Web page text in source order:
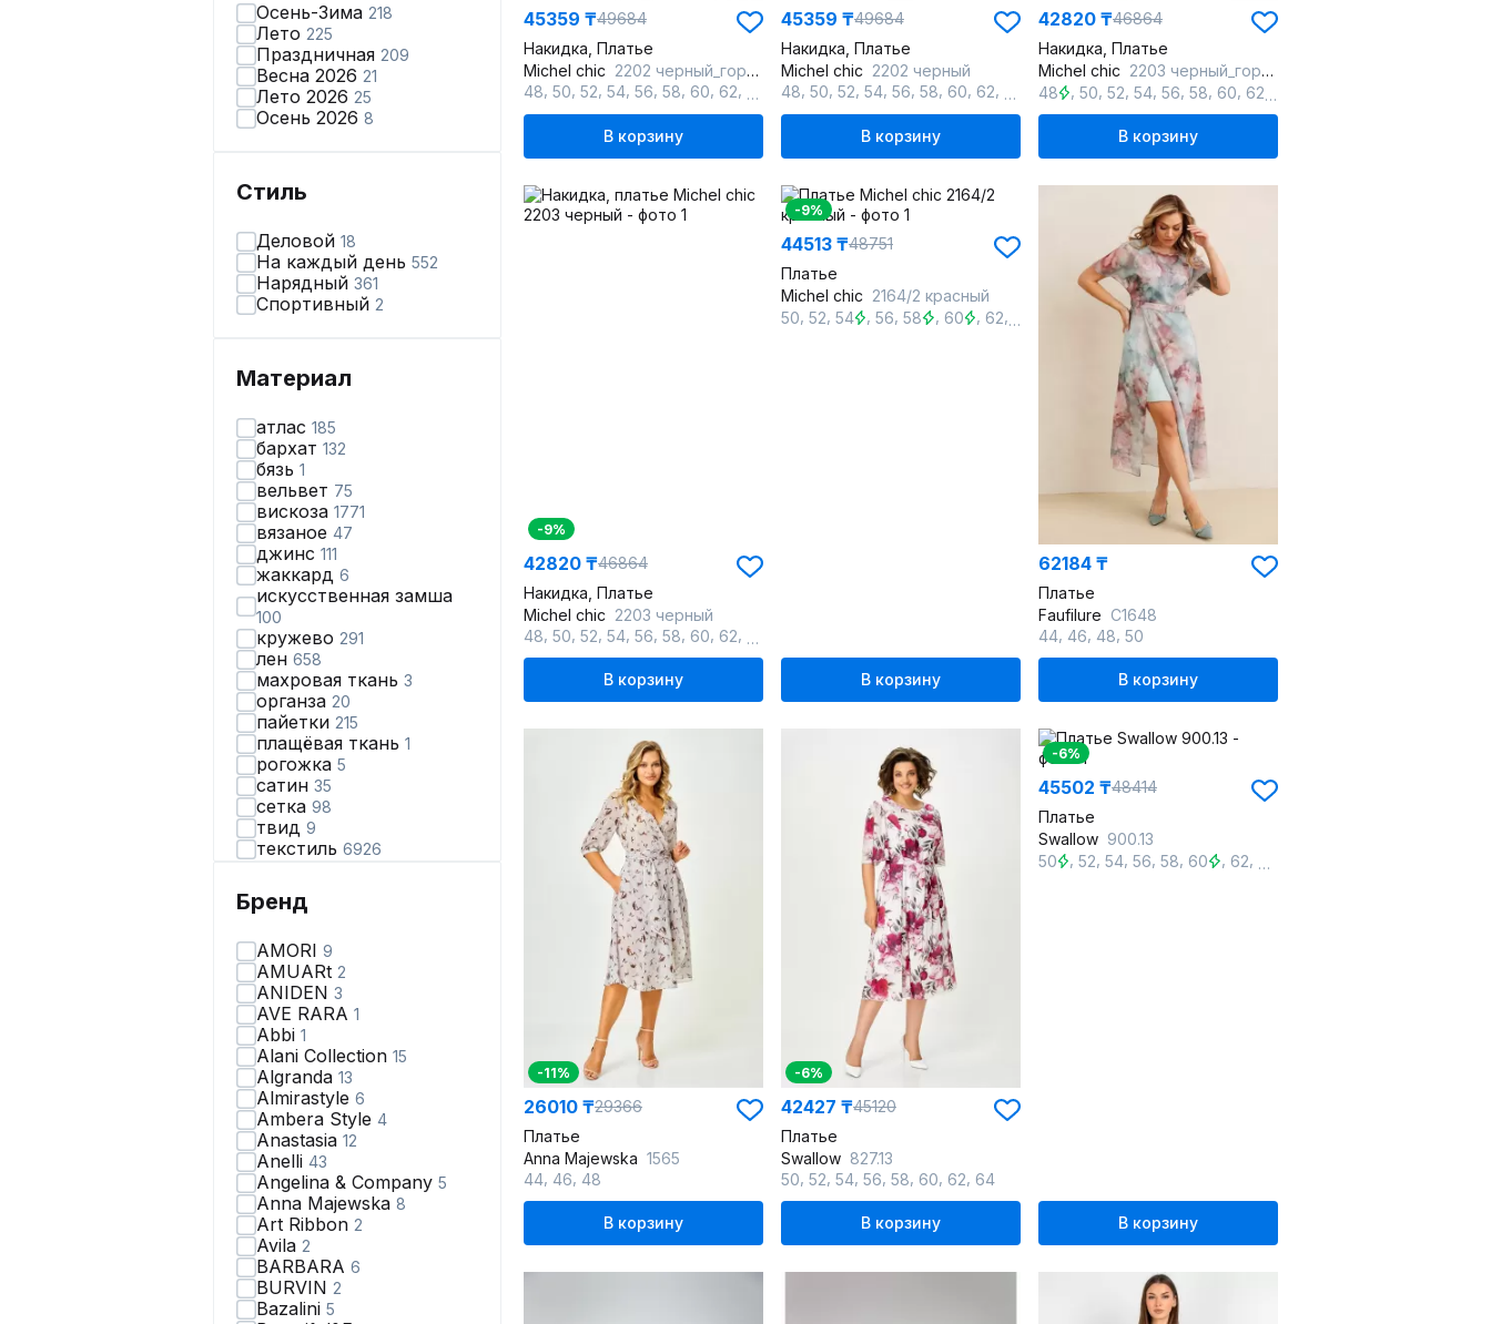
Осень-Зима 218
Лето 225
Праздничная 209
Весна 2026 21
Лето 2026 25
Осень 2026 8
Стиль
Деловой 18
На каждый день 552
Нарядный 361
Спортивный 2
Материал
атлас 185
бархат 132
бязь 1
вельвет 75
вискоза 1771
вязаное 47
джинс 111
жаккард 6
искусственная замша
100
кружево 291
лен 658
махровая ткань 3
органза 20
пайетки 215
плащёвая ткань 1
рогожка 5
сатин 35
сетка 98
твид 9
текстиль 6926
фатин
шелк16
шерсть46
шифон732
экокожа132
Бренд
AMORI 9
AMUARt 2
ANIDEN 3
AVE RARA 1
Abbi 1
Alani Collection 15
Algranda 13
Almirastyle 6
Ambera Style 4
Anastasia 12
Anelli 43
Angelina & Сompany 5
Anna Majewska 8
Art Ribbon 2
Avila 2
BARBARA 6
BURVIN 2
Bazalini 5
45359 ₸49684
Накидка, Платье
Michel chic 2202 черный_горох
48 50 52 54 56 58 60 62 66
В корзину
45359 ₸49684
Накидка, Платье
Michel chic 2202 черный
48 50 52 54 56 58 60 62 66
В корзину
42820 ₸46864
Накидка, Платье
Michel chic 2203 черный_горох
48
,50 ,52 ,54 ,56 ,58 60 62
В корзину
-9%
42820 ₸46864
Накидка, Платье
Michel chic 2203 черный
48 50 52 54 56 58 60 62
В корзину
-9%
44513 ₸48751
Платье
Michel chic 2164/2 красный
50 52 54 ,56 ,58 60 62
В корзину
62184 ₸
Платье
Faufilure C1648
44 46 48 50
В корзину
-11%
26010 ₸29366
Платье
Anna Majewska 1565
44 46 48
В корзину
-6%
42427 ₸45120
Платье
Swallow 827.13
50 52 54 56 58 60 62 64
В корзину
-6%
45502 ₸48414
Платье
Swallow 900.13
50
,52 ,54 ,56 ,58 60 62
В корзину